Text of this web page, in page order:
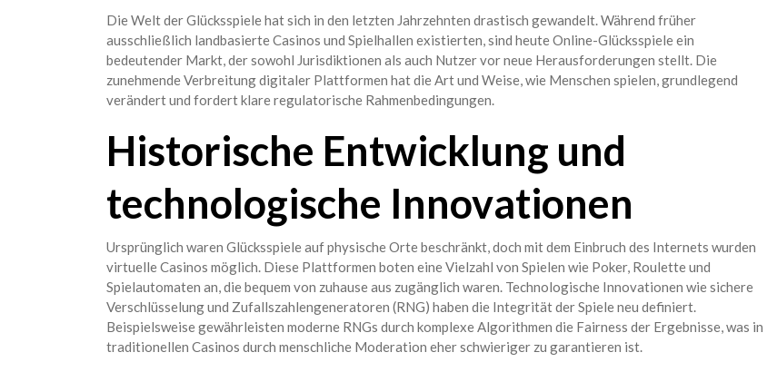
Die Welt der Glücksspiele hat sich in den letzten Jahrzehnten drastisch gewandelt. Während früher
ausschließlich landbasierte Casinos und Spielhallen existierten, sind heute Online-Glücksspiele ein
bedeutender Markt, der sowohl Jurisdiktionen als auch Nutzer vor neue Herausforderungen stellt. Die
zunehmende Verbreitung digitaler Plattformen hat die Art und Weise, wie Menschen spielen, grundlegend
verändert und fordert klare regulatorische Rahmenbedingungen.
Historische Entwicklung und
technologische Innovationen
Ursprünglich waren Glücksspiele auf physische Orte beschränkt, doch mit dem Einbruch des Internets wurden
virtuelle Casinos möglich. Diese Plattformen boten eine Vielzahl von Spielen wie Poker, Roulette und
Spielautomaten an, die bequem von zuhause aus zugänglich waren. Technologische Innovationen wie sichere
Verschlüsselung und Zufallszahlengeneratoren (RNG) haben die Integrität der Spiele neu definiert.
Beispielsweise gewährleisten moderne RNGs durch komplexe Algorithmen die Fairness der Ergebnisse, was in
traditionellen Casinos durch menschliche Moderation eher schwieriger zu garantieren ist.